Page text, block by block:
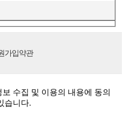
가입약관
수집 및 이용의 내용에 동의
습니다.